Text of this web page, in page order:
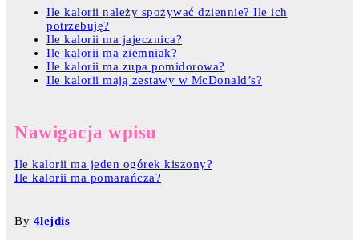
Ile kalorii należy spożywać dziennie? Ile ich
potrzebuję?
Ile kalorii ma jajecznica?
Ile kalorii ma ziemniak?
Ile kalorii ma zupa pomidorowa?
Ile kalorii mają zestawy w McDonald’s?
Nawigacja wpisu
Ile kalorii ma jeden ogórek kiszony?
Ile kalorii ma pomarańcza?
By 4lejdis